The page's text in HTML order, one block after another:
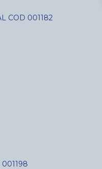
COD 001182
001198